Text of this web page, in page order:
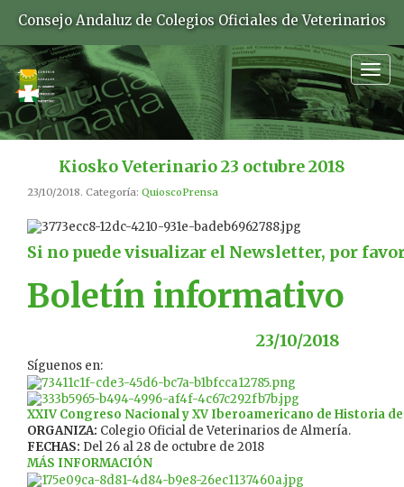
Consejo Andaluz de Colegios Oficiales de Veterinarios
Kiosko Veterinario 23 octubre 2018
23/10/2018. Categoría: QuioscoPrensa
Si no puede visualizar el Newsletter, por
Boletín informativo
23/10/2018
Síguenos en:
XXIV Congreso Nacional y XV Iberoamericano de Historia
ORGANIZA: Colegio Oficial de Veterinarios de Almería.
FECHAS: Del 26 al 28 de octubre de 2018
MÁS INFORMACIÓN